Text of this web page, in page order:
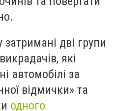
дві групи
які
автомобілі за
відмички» та
одного